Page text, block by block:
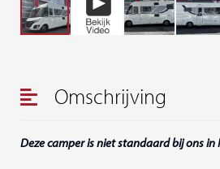
Omschrijving
Deze camper is niet standaard bij ons